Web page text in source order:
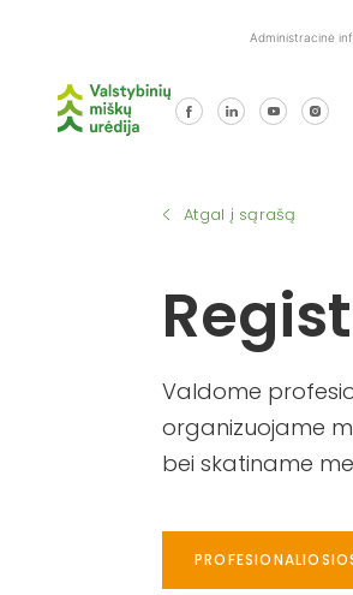
Administracinė
Atgal į sąrašą
Valdome
organizuojame
bei skatiname